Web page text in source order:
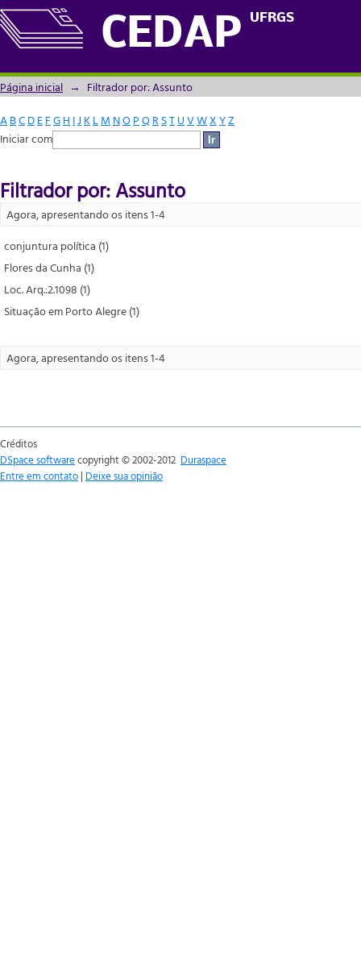
CEDAP UFRGS
Filtrador por: Assunto
Página inicial → Filtrador por: Assunto
ABCDEFGH IJ KLM NOPQRSTUVWXYZ
Iniciar com
Filtrador por: Assunto
Agora, apresentando os itens 1-4
conjuntura política (1)
Flores da Cunha (1)
Loc. Arq.:2.1098 (1)
Situação em Porto Alegre (1)
Agora, apresentando os itens 1-4
Créditos
DSpace softwarecopyright © 2002-2012 Duraspace
Entre em contato | Deixe sua opinião